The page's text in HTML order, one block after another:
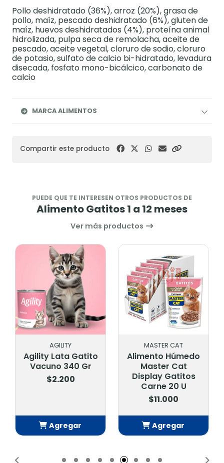
Pollo deshidratado (36%), arroz (20%), grasa de
pollo, maíz, pescado deshidratado (6%), gluten de
maíz, huevos deshidratados (4%), proteína animal
hidrolizada, pulpa seca de remolacha, aceite de
pescado, aceite vegetal, cloruro de sodio, cloruro
de potasio, sulfato de calcio bi-hidratado, levadura
disecada, fosfato mono-bicálcico, carbonato de
calcio
MARCA ALIMENTOS
Compartir este producto
PUEDE QUE TE INTERESEN OTROS PRODUCTOS DE
Alimento Gatitos 1 a 12 meses
Ver más productos
AGILITY
Agility Lata Gatito
Vacuno 340 Gr
$2.200
Agregar
MASTER CAT
Alimento Húmedo
Master Cat
Display Gatitos
Carne 20 U
$11.000
Agregar